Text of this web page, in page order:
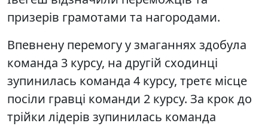
призерів грамотами та нагородами.
Впевнену перемогу у змаганнях здобула
команда 3 курсу, на другій сходинці
зупинилась команда 4 курсу, третє місце
посіли гравці команди 2 курсу. За крок до
трійки лідерів зупинилась команда